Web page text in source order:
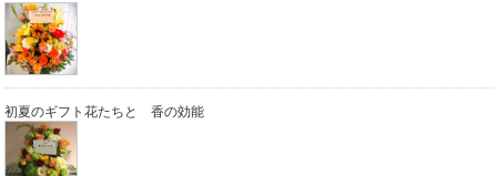
初夏のギフト花たちと 香の効能